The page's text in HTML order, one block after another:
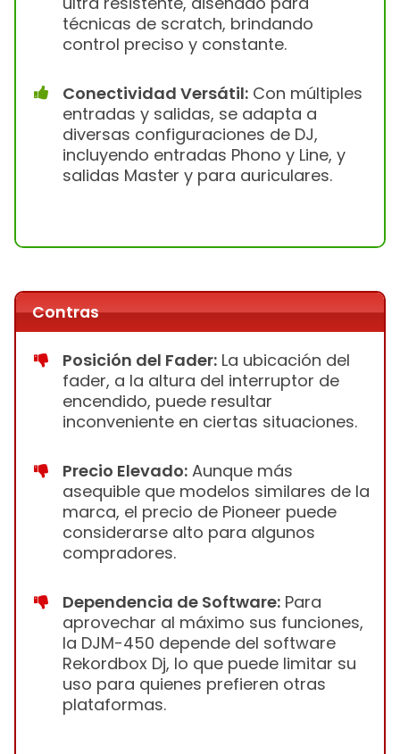
técnicas de scratch, brindando
control preciso y constante.
Conectividad Versátil: Con múltiples
entradas y salidas, se adapta a
diversas configuraciones de DJ,
incluyendo entradas Phono y Line, y
salidas Master y para auriculares.
Contras
Posición del Fader: La ubicación del
fader, a la altura del interruptor de
encendido, puede resultar
inconveniente en ciertas situaciones.
Precio Elevado: Aunque más
asequible que modelos similares de la
marca, el precio de Pioneer puede
considerarse alto para algunos
compradores.
Dependencia de Software: Para
aprovechar al máximo sus funciones,
la DJM-450 depende del software
Rekordbox Dj, lo que puede limitar su
uso para quienes prefieren otras
plataformas.